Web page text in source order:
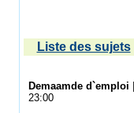
Liste des sujets
Demaamde d`emploi
23:00